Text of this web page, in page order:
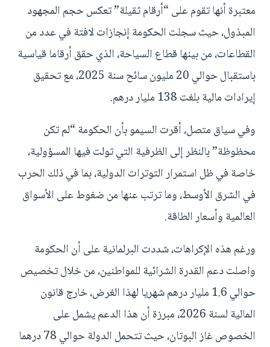
معتبرة أنها تقوم على “أرقام ثقيلة” تعكس حجم المجهود
المبذول، حيث سجلت الحكومة إنجازات لافتة في عدد من
القطاعات، من بينها قطاع السياحة، الذي حقق أرقاما قياسية
باستقبال حوالي 20 مليون سائح سنة 2025، مع تحقيق
إيرادات مالية بلغت 138 مليار درهم.
وفي سياق متصل، أقرت السيمو بأن الحكومة “لم تكن
محظوظة” بالنظر إلى الظرفية التي تولت فيها المسؤولية،
خاصة في ظل استمرار التوترات الدولية، بما في ذلك الحرب
في الشرق الأوسط، وما ترتب عنها من ضغوط على الأسواق
العالمية وأسعار الطاقة.
ورغم هذه الإكراهات، شددت البرلمانية على أن الحكومة
واصلت دعم القدرة الشرائية للمواطنين، من خلال تخصيص
حوالي 1.6 مليار درهم شهريا لهذا الغرض، خارج قانون
المالية لسنة 2026، مبرزة أن هذا الدعم يشمل على
الخصوص غاز البوتان، حيث تتحمل الدولة حوالي 78 درهما